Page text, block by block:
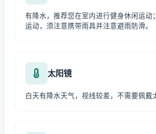
有降水，推荐您在室内进行健身休闲运动
运动，须注意携带雨具并注意避雨防滑。
太阳镜
白天有降水天气，视线较差，不需要佩戴